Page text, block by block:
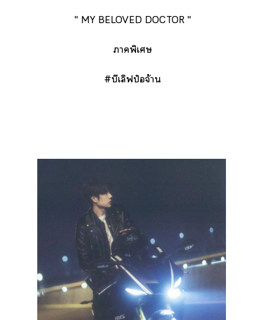
" MY BELOVED DOCTOR "
าพิเศษ
#บีเลิฟป๋อจ้าน